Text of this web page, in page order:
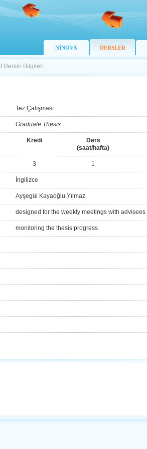
NİNOVA DERSLER
/ Dersin Bilgileri
Tez Çalışması
Graduate Thesis
Kredi
Ders
(saat/hafta)
3 1
İngilizce
Ayşegül Kayaoğlu Yılmaz
designed for the weekly meetings with advisees
monitoring the thesis progress